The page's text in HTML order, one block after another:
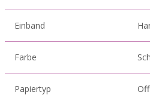
Einband
Farbe
Papiertyp